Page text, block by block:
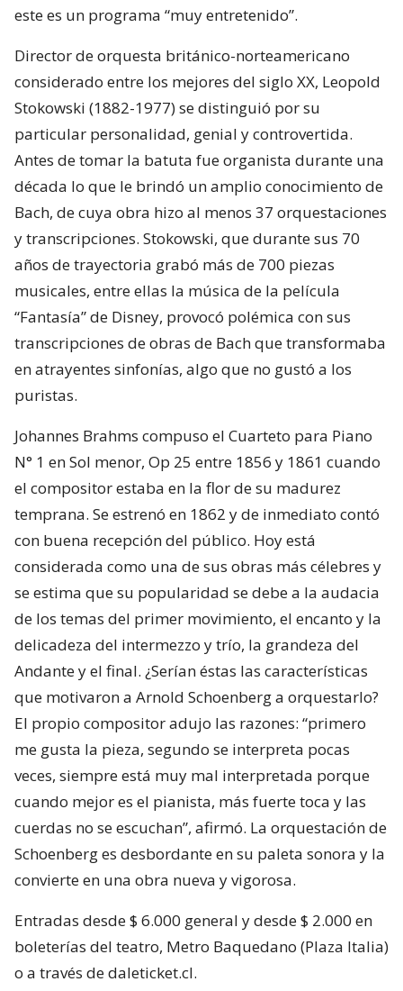
este es un programa “muy entretenido”.
Director de orquesta británico-norteamericano
considerado entre los mejores del siglo XX, Leopold
Stokowski (1882-1977) se distinguió por su
particular personalidad, genial y controvertida.
Antes de tomar la batuta fue organista durante una
década lo que le brindó un amplio conocimiento de
Bach, de cuya obra hizo al menos 37 orquestaciones
y transcripciones. Stokowski, que durante sus 70
años de trayectoria grabó más de 700 piezas
musicales, entre ellas la música de la película
“Fantasía” de Disney, provocó polémica con sus
transcripciones de obras de Bach que transformaba
en atrayentes sinfonías, algo que no gustó a los
puristas.
Johannes Brahms compuso el Cuarteto para Piano
N° 1 en Sol menor, Op 25 entre 1856 y 1861 cuando
el compositor estaba en la flor de su madurez
temprana. Se estrenó en 1862 y de inmediato contó
con buena recepción del público. Hoy está
considerada como una de sus obras más célebres y
se estima que su popularidad se debe a la audacia
de los temas del primer movimiento, el encanto y la
delicadeza del intermezzo y trío, la grandeza del
Andante y el final. ¿Serían éstas las características
que motivaron a Arnold Schoenberg a orquestarlo?
El propio compositor adujo las razones: “primero
me gusta la pieza, segundo se interpreta pocas
veces, siempre está muy mal interpretada porque
cuando mejor es el pianista, más fuerte toca y las
cuerdas no se escuchan”, afirmó. La orquestación de
Schoenberg es desbordante en su paleta sonora y la
convierte en una obra nueva y vigorosa.
Entradas desde $ 6.000 general y desde $ 2.000 en
boleterías del teatro, Metro Baquedano (Plaza Italia)
o a través de daleticket.cl.